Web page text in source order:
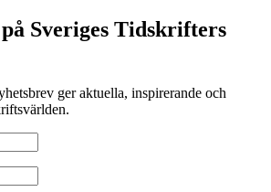
Sveriges Tidskrifters
ger aktuella, inspirerande och